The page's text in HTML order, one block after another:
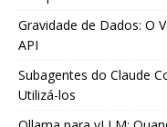
Gravidade de Dados: O
API
Subagentes do Claude
Utilizá-los